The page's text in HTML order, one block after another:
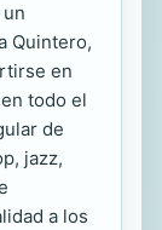
Quintero,
en
todo el
de
jazz,
a los